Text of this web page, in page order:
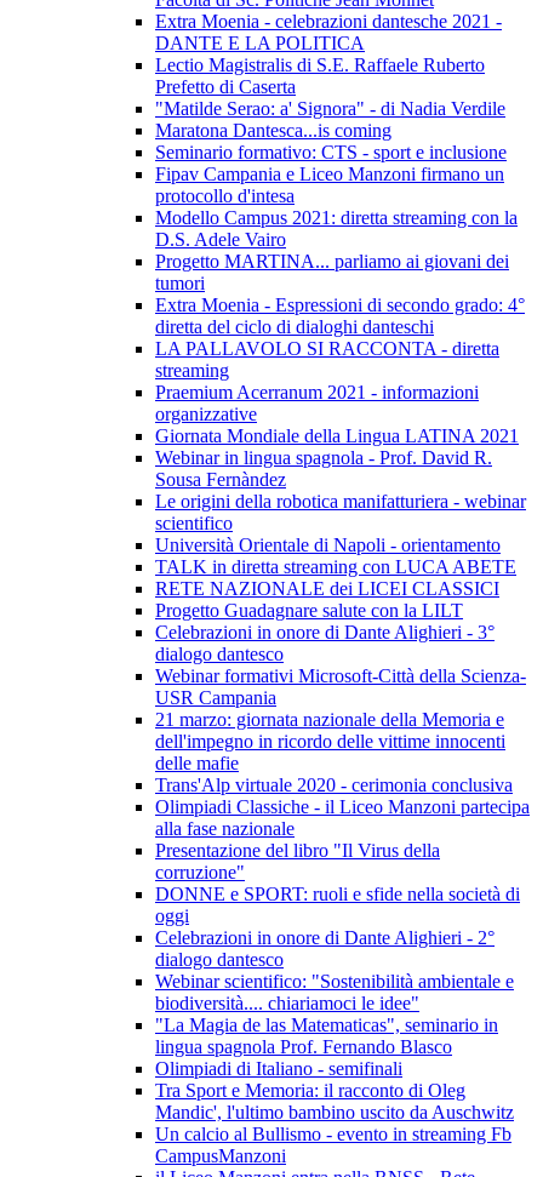
Extra Moenia - celebrazioni dantesche 2021 -
DANTE E LA POLITICA
Lectio Magistralis di S.E. Raffaele Ruberto
Prefetto di Caserta
"Matilde Serao: a' Signora" - di Nadia Verdile
Maratona Dantesca...is coming
Seminario formativo: CTS - sport e inclusione
Fipav Campania e Liceo Manzoni firmano un
protocollo d'intesa
Modello Campus 2021: diretta streaming con la
D.S. Adele Vairo
Progetto MARTINA... parliamo ai giovani dei
tumori
Extra Moenia - Espressioni di secondo grado: 4°
diretta del ciclo di dialoghi danteschi
LA PALLAVOLO SI RACCONTA - diretta
streaming
Praemium Acerranum 2021 - informazioni
organizzative
Giornata Mondiale della Lingua LATINA 2021
Webinar in lingua spagnola - Prof. David R.
Sousa Fernàndez
Le origini della robotica manifatturiera - webinar
scientifico
Università Orientale di Napoli - orientamento
TALK in diretta streaming con LUCA ABETE
RETE NAZIONALE dei LICEI CLASSICI
Progetto Guadagnare salute con la LILT
Celebrazioni in onore di Dante Alighieri - 3°
dialogo dantesco
Webinar formativi Microsoft-Città della Scienza-
USR Campania
21 marzo: giornata nazionale della Memoria e
dell'impegno in ricordo delle vittime innocenti
delle mafie
Trans'Alp virtuale 2020 - cerimonia conclusiva
Olimpiadi Classiche - il Liceo Manzoni partecipa
alla fase nazionale
Presentazione del libro "Il Virus della
corruzione"
DONNE e SPORT: ruoli e sfide nella società di
oggi
Celebrazioni in onore di Dante Alighieri - 2°
dialogo dantesco
Webinar scientifico: "Sostenibilità ambientale e
biodiversità.... chiariamoci le idee"
"La Magia de las Matematicas", seminario in
lingua spagnola Prof. Fernando Blasco
Olimpiadi di Italiano - semifinali
Tra Sport e Memoria: il racconto di Oleg
Mandic', l'ultimo bambino uscito da Auschwitz
Un calcio al Bullismo - evento in streaming Fb
CampusManzoni